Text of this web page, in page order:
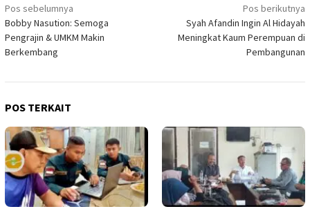
Navigasi
pos
Pos sebelumnya
Bobby Nasution: Semoga
Pengrajin & UMKM Makin
Berkembang
Pos berikutnya
Syah Afandin Ingin Al Hidayah
Meningkat Kaum Perempuan di
Pembangunan
POS TERKAIT